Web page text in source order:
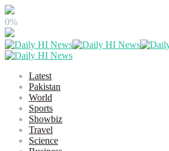
0%
Latest
Pakistan
World
Sports
Showbiz
Travel
Science